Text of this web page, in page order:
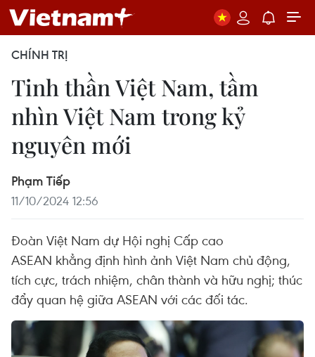
CHÍNH TRỊ
Tinh thần Việt Nam, tầm
nhìn Việt Nam trong kỷ
nguyên mới
Phạm Tiếp
11/10/2024 12:56
Đoàn Việt Nam dự Hội nghị Cấp cao
ASEAN khẳng định hình ảnh Việt Nam chủ động,
tích cực, trách nhiệm, chân thành và hữu nghị; thúc
đẩy quan hệ giữa ASEAN với các đối tác.